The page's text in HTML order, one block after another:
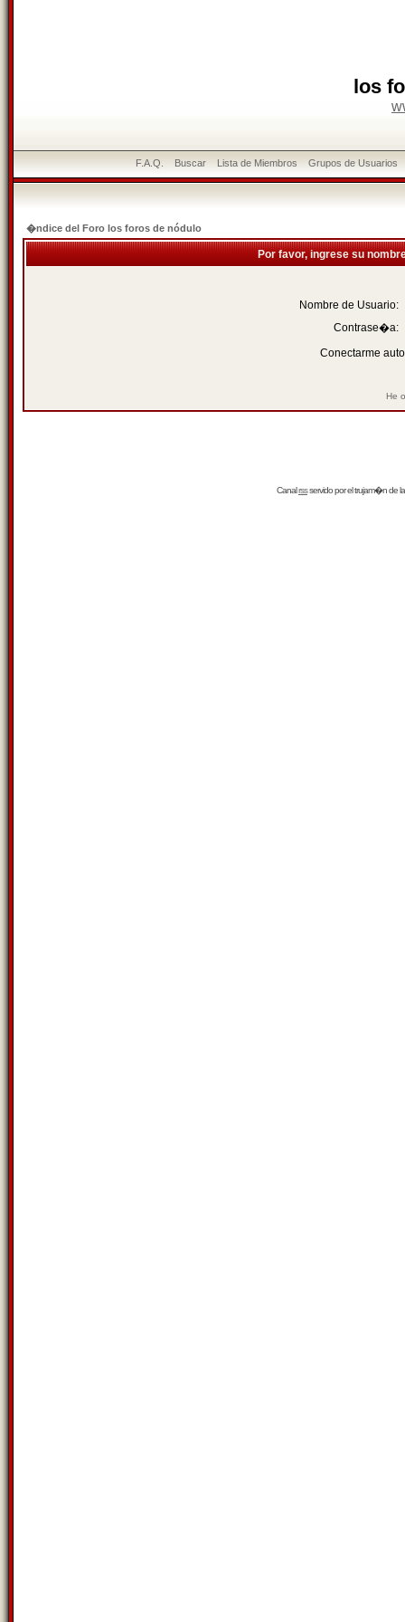
los
F.A.Q. Buscar Lista de Miembros Grupos de Usuarios
�ndice del Foro los foros de nódulo
Por favor, ingrese su
Nombre de Usuario:
Contrase�a:
Conectarme
He
Canalrssservido por eltrujam�nde